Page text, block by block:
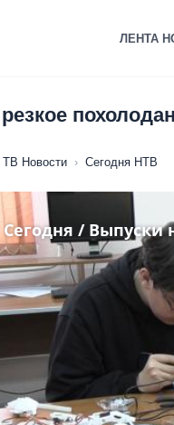
ЛЕНТА
ТВ Новости › Сегодня НТВ